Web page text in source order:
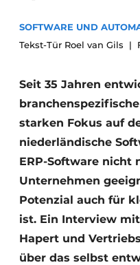
Datenschutz /
Ein
SOFTWARE UND
Tekst-Tür Roel van Gils
Seit 35 Jahren
starken Fokus auf
niederländische
ERP-Software nicht
Unternehmen
Potenzial auch für
ist. Ein Interview
Hapert und
über das selbst